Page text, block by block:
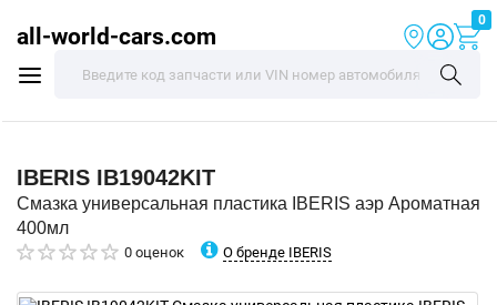
all-world-cars.com
0
IBERIS IB19042KIT
Смазка универсальная пластика IBERIS аэр Ароматная
400мл
0 оценок О бренде IBERIS